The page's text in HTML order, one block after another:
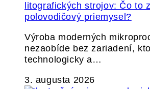
litografických strojov: Čo to
polovodičový priemysel?
Výroba moderných
nezaobíde bez zariadení,
technologicky a…
3. augusta 2026